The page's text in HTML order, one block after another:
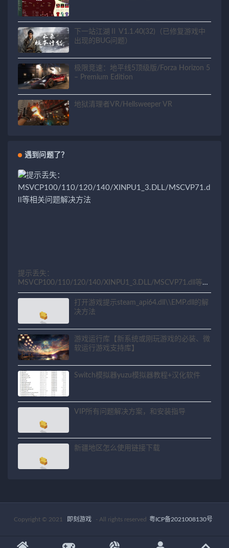
下一站江湖Ⅱ V1.1.40(32)（已修复游戏中
出现的BUG问题）
极限竞速：地平线5顶级版/Forza Horizon 5
– Premium Edition
地狱清理者VR/Hellsweeper VR
遇到问题了？
提示丢失：
MSVCP100/110/120/140/XINPU1_3.DLL/MSCVP71.dll等相
关问题解决方法
打开游戏提示steam_api64.dll\\EMP.dll的解
决方法
游戏运行库【新系统或刚玩游戏的必装、微
软运行游戏支持库】
Switch模拟器yuzu模拟器教程+汉化软件
VIP所有问题解决方案，和安装指导
新疆地区怎么使用链接下载
Copyright © 2021 即刻游戏 - All rights reserved 粤ICP备2021008130号